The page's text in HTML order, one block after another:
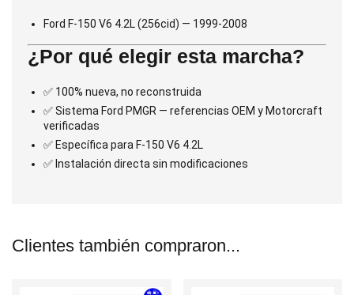
Ford F-150 V6 4.2L (256cid) — 1999-2008
¿Por qué elegir esta marcha?
✅ 100% nueva, no reconstruida
✅ Sistema Ford PMGR — referencias OEM y Motorcraft
verificadas
✅ Específica para F-150 V6 4.2L
✅ Instalación directa sin modificaciones
Clientes también compraron...